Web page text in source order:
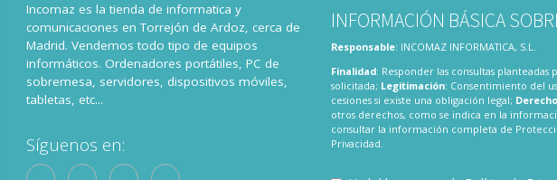
Incomaz es la tienda de informatica y
comunicaciones en Torrejón de Ardoz, cerca de
Madrid. Vendemos todo tipo de equipos
informáticos. Ordenadores portátiles, PC de
sobremesa, servidores, dispositivos móviles,
tabletas, etc...
Síguenos en:
INFORMACIÓN BÁSICA
Responsable: INCOMAZ INFORMATICA, S.L.
Finalidad: Responder las consultas
solicitada; Legitimación: Consentimiento del
cesiones si existe una obligación legal;
otros derechos, como se indica en la
consultar la información completa de
Privacidad